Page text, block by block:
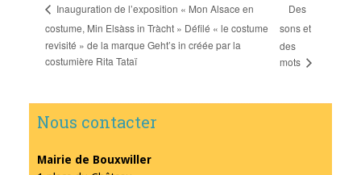
Inauguration de l’exposition « Mon Alsace en
costume, Min Elsàss in Tràcht » Défilé « le costume
revisité » de la marque Geht’s in créée par la
costumière Rita Tataï
Des
sons et
des
mots
Nous contacter
Mairie de Bouxwiller